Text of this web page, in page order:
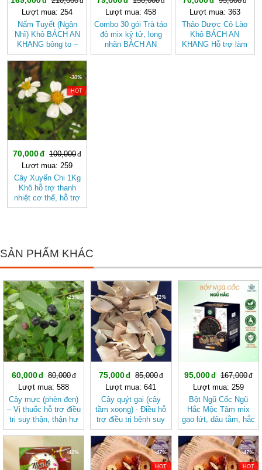
Lượt mua: 254
Nấm Tuyết (Ngân
Nhĩ) Khô BÁCH AN
KHANG bông to –
Dưỡng Nhan, Nấu
Chè
Lượt mua: 458
Combo 30 gói Trà táo
đỏ mix kỷ tử, long
nhãn BÁCH AN
KHANG - Trà Thảo
Lượt mua: 363
Thảo Dược Cỏ Lào
Khô BÁCH AN
KHANG Hỗ trợ làm
mát, giảm viêm, hỗ
-30%
HOT
70,000
100,000
Lượt mua: 259
Cây Xuyến Chi 1Kg
Khô hỗ trợ thanh
nhiệt cơ thể, hỗ trợ
tiêu hóa BÁCH AN
SẢN PHẨM KHÁC
-25%
60,000
80,000
Lượt mua: 588
Cây mực (phèn đen)
– Vị thuốc hỗ trợ điều
trị suy thận, thận hư
jD206 caymuc
-11%
75,000
85,000
Lượt mua: 641
Cây quýt gai (cây
tầm xoọng) - Điều hỗ
trợ điều trị bệnh suy
thận, hỗ trợ điều trị
các bệnh về đường
hô hấp JD207
cayquytgai
95,000
167,000
Lượt mua: 259
Bột Ngũ Cốc Ngũ
Hắc Mộc Tâm mix
gạo lứt, dâu tằm, hắc
kỷ tử, mè đen, đậu
đen
-42% -47%
HOT
-47%
HOT